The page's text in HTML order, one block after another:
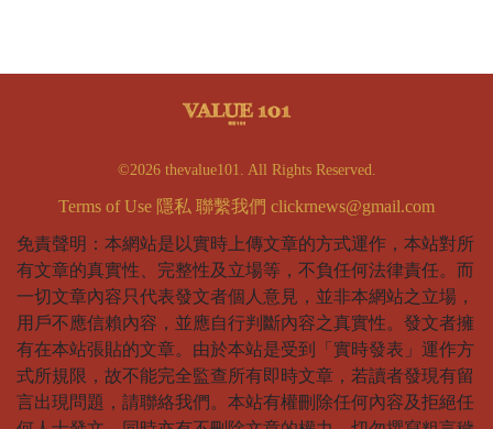
©2026 thevalue101. All Rights Reserved.
Terms of Use 隱私 聯繫我們 clickrnews@gmail.com
免責聲明：本網站是以實時上傳文章的方式運作，本站對所
有文章的真實性、完整性及立場等，不負任何法律責任。而
一切文章內容只代表發文者個人意見，並非本網站之立場，
用戶不應信賴內容，並應自行判斷內容之真實性。發文者擁
有在本站張貼的文章。由於本站是受到「實時發表」運作方
式所規限，故不能完全監查所有即時文章，若讀者發現有留
言出現問題，請聯絡我們。本站有權刪除任何內容及拒絕任